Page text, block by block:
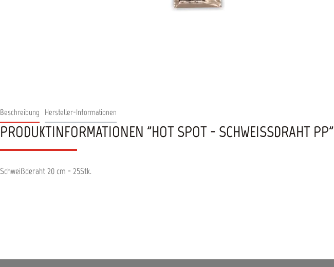
Beschreibung Hersteller-Informationen
PRODUKTINFORMATIONEN "HOT SPOT - SCHWEISSDRAHT PP"
Schweißderaht 20 cm - 25Stk.